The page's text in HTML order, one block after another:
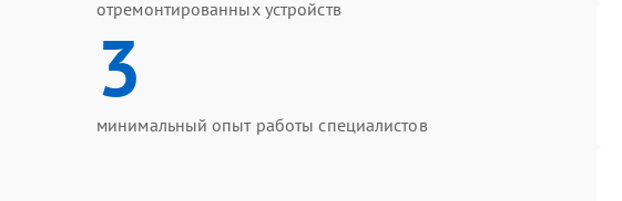
отремонтированных устройств
3
минимальный опыт работы специалистов